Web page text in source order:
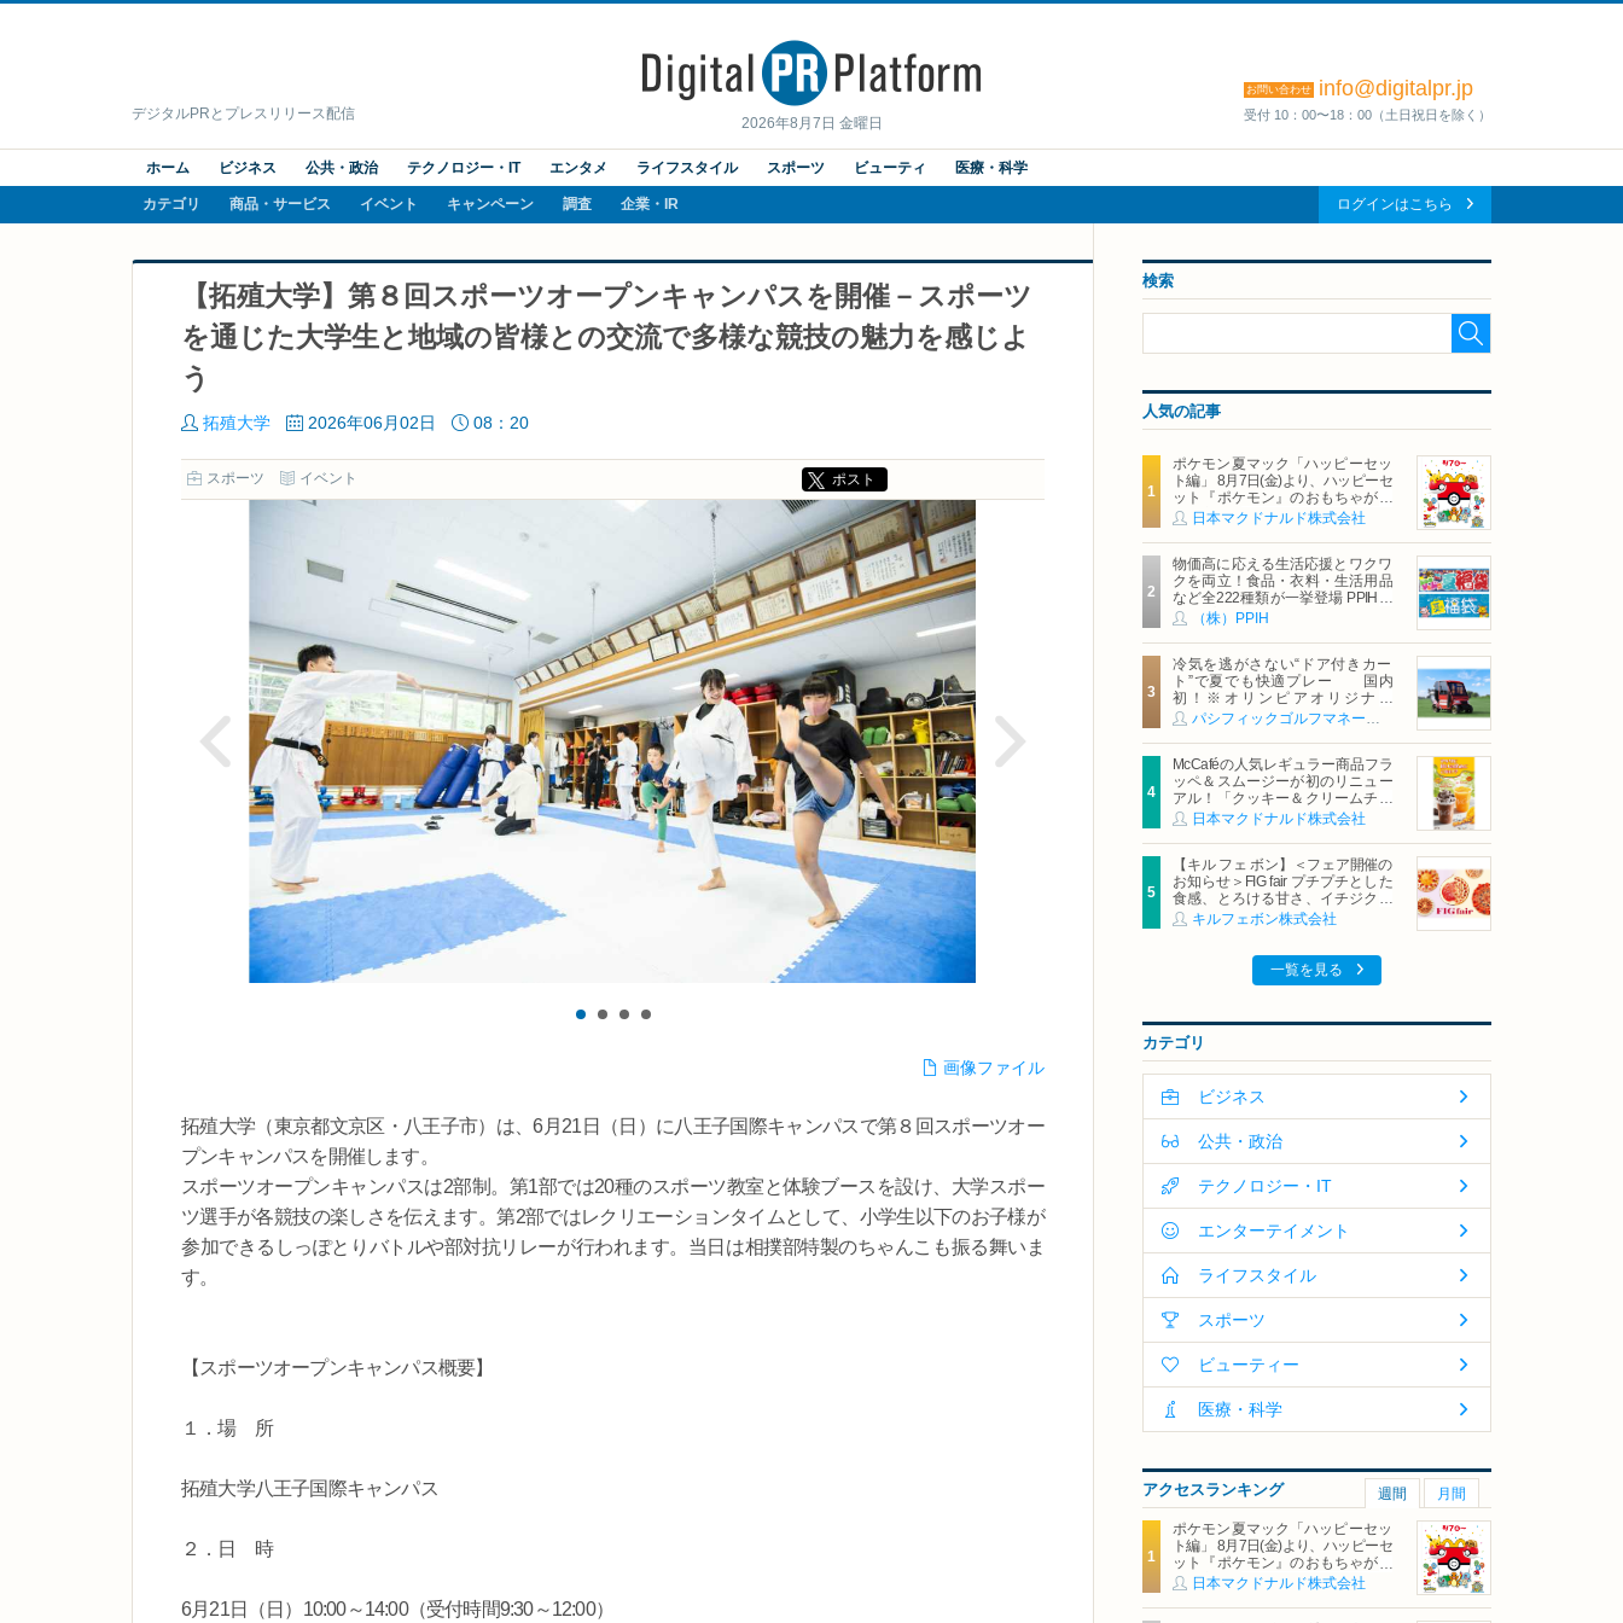
2026年8月7日 金曜日
デジタルPRとプレスリリース配信
お問い合わせ info@digitalpr.jp
受付 10：00〜18：00（土日祝日を除く）
ホーム ビジネス 公共・政治 テクノロジー・IT エンタメ ライフスタイル スポーツ ビューティ 医療・科学
カテゴリ 商品・サービス イベント キャンペーン 調査 企業・IR ログインはこちら
【拓殖大学】第８回スポーツオープンキャンパスを開催－スポーツ
を通じた大学生と地域の皆様との交流で多様な競技の魅力を感じよ
う
拓殖大学 2026年06月02日 08：20
スポーツ イベント ポスト
画像ファイル
拓殖大学（東京都文京区・八王子市）は、6月21日（日）に八王子国際キャンパスで第８回スポーツオー
プンキャンパスを開催します。
スポーツオープンキャンパスは2部制。第1部では20種のスポーツ教室と体験ブースを設け、大学スポー
ツ選手が各競技の楽しさを伝えます。第2部ではレクリエーションタイムとして、小学生以下のお子様が
参加できるしっぽとりバトルや部対抗リレーが行われます。当日は相撲部特製のちゃんこも振る舞いま
す。
【スポーツオープンキャンパス概要】
１．場 所
拓殖大学八王子国際キャンパス
２．日 時
6月21日（日）10:00～14:00（受付時間9:30～12:00）
検索
人気の記事
ポケモン夏マック「ハッピーセッ
ト編」 8月7日(金)より、ハッピーセ
ット『ポケモン』のおもちゃが期
間限定登場
日本マクドナルド株式会社
物価高に応える生活応援とワクワ
クを両立！食品・衣料・生活用品
など全222種類が一挙登場 PPIHグ
ループ「夏福袋」＆セール 8月6日
(木)より順次スタート
（株）PPIH
冷気を逃がさない“ドア付きカー
ト”で夏でも快適プレー 国内
初！※オリンピアオリジナル
「AirCon Cart（エアコンカー
ト）」導入 | ＰＧＭ
McCaféの人気レギュラー商品フラ
ッペ＆スムージーが初のリニュー
アル！「クッキー＆クリームチョ
コフラッペ」「マンゴースムージ
ー」8月5日（水）から販売開始
日本マクドナルド株式会社
【キル フェ ボン】＜フェア開催の
お知らせ＞FIG fair プチプチとした
食感、とろける甘さ、イチジクの
魅力をたっぷりと。新作を含め、
イチジク尽くしの全4種が登場8月
キルフェボン株式会社
一覧を見る
カテゴリ
ビジネス
公共・政治
テクノロジー・IT
エンターテイメント
ライフスタイル
スポーツ
ビューティー
医療・科学
アクセスランキング 週間 月間
ポケモン夏マック「ハッピーセッ
ト編」 8月7日(金)より、ハッピーセ
ット『ポケモン』のおもちゃが期
間限定登場
日本マクドナルド株式会社